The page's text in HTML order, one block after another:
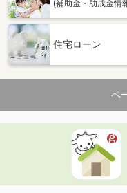
(補助金・助成金情
住宅ローン
ペ